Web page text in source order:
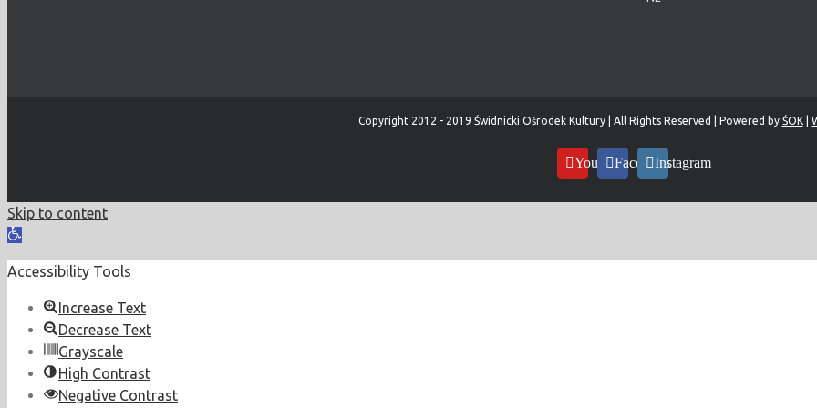
Copyright 2012 - 2019 Świdnicki Ośrodek Kultury | All Rights Reserved | Powered by ŚOK|
YouTubeFacebookInstagram
Skip to content
Open
Accessibility Tools
Increase Text
Decrease Text
Grayscale
High Contrast
Negative Contrast